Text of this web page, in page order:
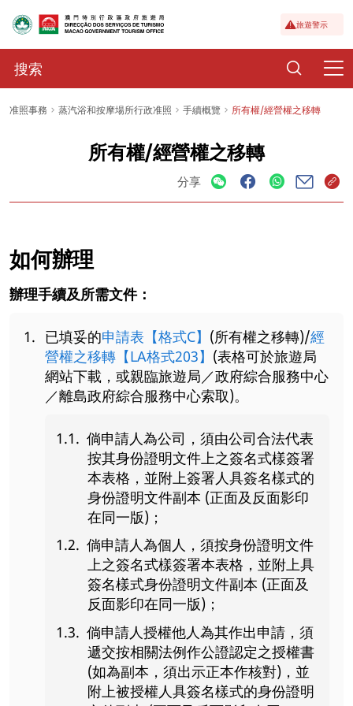
旅遊警示
准照事務 蒸汽浴和按摩場所行政准照 手續概覽 所有權/經營權之移轉
所有權/經營權之移轉
分享
如何辦理
辦理手續及所需文件：
已填妥的申請表【格式C】 (所有權之移轉)/經
營權之移轉【LA格式203】 (表格可於旅遊局
網站下載，或親臨旅遊局／政府綜合服務中心
／離島政府綜合服務中心索取)。
倘申請人為公司，須由公司合法代表
按其身份證明文件上之簽名式樣簽署
本表格，並附上簽署人具簽名樣式的
身份證明文件副本 (正面及反面影印
在同一版)；
倘申請人為個人，須按身份證明文件
上之簽名式樣簽署本表格，並附上具
簽名樣式身份證明文件副本 (正面及
反面影印在同一版)；
倘申請人授權他人為其作出申請，須
遞交按相關法例作公證認定之授權書
(如為副本，須出示正本作核對)，並
附上被授權人具簽名樣式的身份證明